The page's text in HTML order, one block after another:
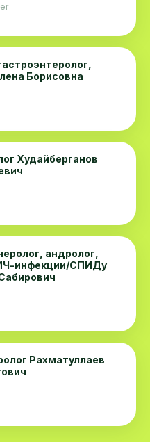
Борисовна
Худайберганов
андролог,
инфекции/СПИДу
Рахматуллаев